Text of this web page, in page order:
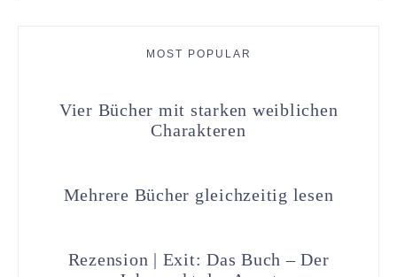
MOST POPULAR
Vier Bücher mit starken weiblichen
Charakteren
Mehrere Bücher gleichzeitig lesen
Rezension | Exit: Das Buch – Der